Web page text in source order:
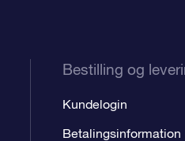
Bestilling og
Kundelogin
Betalingsinformation